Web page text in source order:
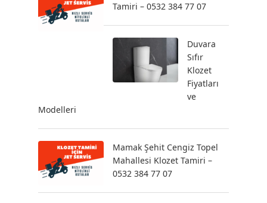
Tamiri – 0532 384 77 07
Duvara
Sıfır
Klozet
Fiyatları
ve
Modelleri
Mamak Şehit Cengiz Topel
Mahallesi Klozet Tamiri –
0532 384 77 07